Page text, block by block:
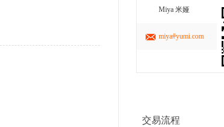
Miya 米娅
miya#yumi.com
交易流程